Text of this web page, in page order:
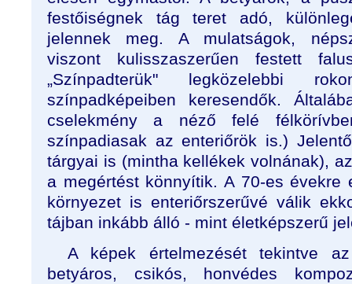
festőiségnek tág teret adó,
jelennek meg. A mulatságok,
viszont kulisszaszerűen festett
„Színpadterük" legközelebbi
színpadképeiben keresendők.
cselekmény a néző felé
színpadiasak az enteriőrök is.)
tárgyai is (mintha kellékek volnának),
a megértést könnyítik. A 70-es
környezet is enteriőrszerűvé válik
tájban inkább álló - mint életképszerű
A képek értelmezését tekintve
betyáros, csikós, honvédes